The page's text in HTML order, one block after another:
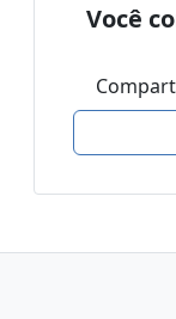
Você